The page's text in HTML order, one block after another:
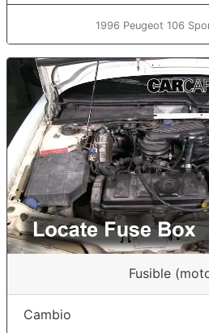
1996 Peugeot 106
Fusible
Cambio